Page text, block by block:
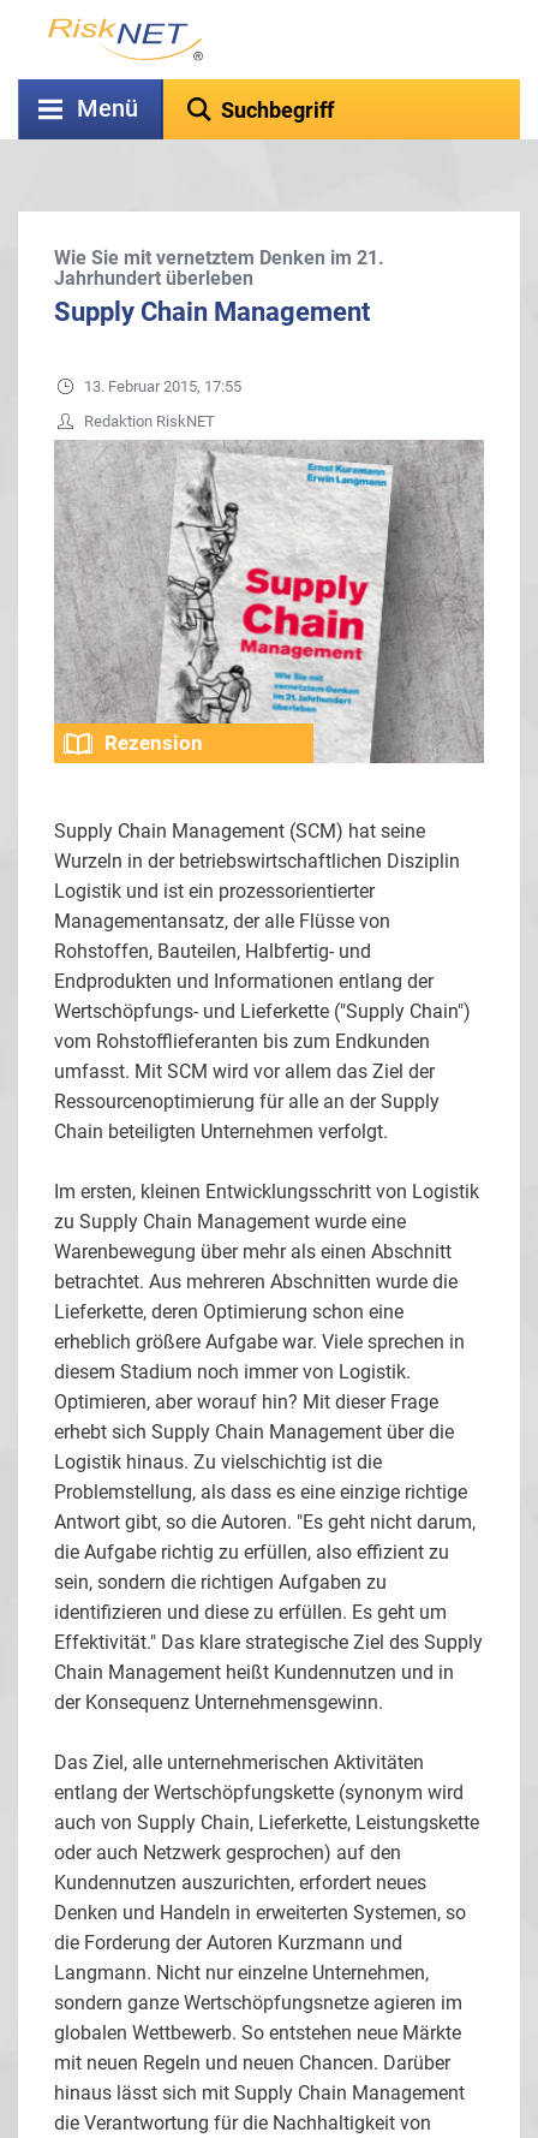
Menü
Wie Sie mit vernetztem Denken im 21.
Jahrhundert überleben
Supply Chain Management
13. Februar 2015, 17:55
Redaktion RiskNET
Rezension
Supply Chain Management (SCM) hat seine
Wurzeln in der betriebswirtschaftlichen Disziplin
Logistik und ist ein prozessorientierter
Managementansatz, der alle Flüsse von
Rohstoffen, Bauteilen, Halbfertig- und
Endprodukten und Informationen entlang der
Wertschöpfungs- und Lieferkette ("Supply Chain")
vom Rohstofflieferanten bis zum Endkunden
umfasst. Mit SCM wird vor allem das Ziel der
Ressourcenoptimierung für alle an der Supply
Chain beteiligten Unternehmen verfolgt.
Im ersten, kleinen Entwicklungsschritt von Logistik
zu Supply Chain Management wurde eine
Warenbewegung über mehr als einen Abschnitt
betrachtet. Aus mehreren Abschnitten wurde die
Lieferkette, deren Optimierung schon eine
erheblich größere Aufgabe war. Viele sprechen in
diesem Stadium noch immer von Logistik.
Optimieren, aber worauf hin? Mit dieser Frage
erhebt sich Supply Chain Management über die
Logistik hinaus. Zu vielschichtig ist die
Problemstellung, als dass es eine einzige richtige
Antwort gibt, so die Autoren. "Es geht nicht darum,
die Aufgabe richtig zu erfüllen, also effizient zu
sein, sondern die richtigen Aufgaben zu
identifizieren und diese zu erfüllen. Es geht um
Effektivität." Das klare strategische Ziel des Supply
Chain Management heißt Kundennutzen und in
der Konsequenz Unternehmensgewinn.
Das Ziel, alle unternehmerischen Aktivitäten
entlang der Wertschöpfungskette (synonym wird
auch von Supply Chain, Lieferkette, Leistungskette
oder auch Netzwerk gesprochen) auf den
Kundennutzen auszurichten, erfordert neues
Denken und Handeln in erweiterten Systemen, so
die Forderung der Autoren Kurzmann und
Langmann. Nicht nur einzelne Unternehmen,
sondern ganze Wertschöpfungsnetze agieren im
globalen Wettbewerb. So entstehen neue Märkte
mit neuen Regeln und neuen Chancen. Darüber
hinaus lässt sich mit Supply Chain Management
die Verantwortung für die Nachhaltigkeit von